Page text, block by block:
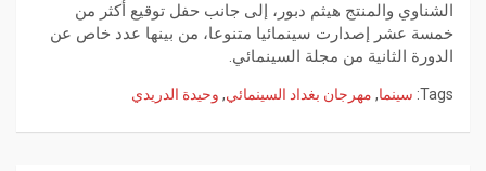
الشناوي والمنتج هيثم دبور، إلى جانب حفل توقيع أكثر من
خمسة عشر إصدارت سينمائيا متنوعا، من بينها عدد خاص عن
الدورة الثانية من مجلة السينمائي.
Tags: سينما, مهرجان بغداد السينمائي, وحيدة الدريدي